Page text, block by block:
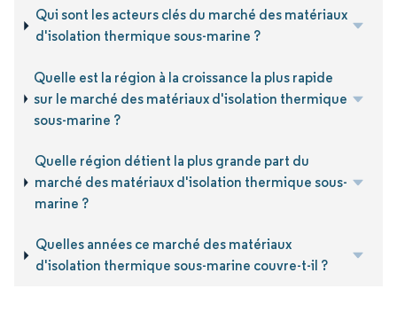
Qui sont les acteurs clés du marché des matériaux
d'isolation thermique sous-marine ?
Quelle est la région à la croissance la plus rapide
sur le marché des matériaux d'isolation thermique
sous-marine ?
Quelle région détient la plus grande part du
marché des matériaux d'isolation thermique sous-
marine ?
Quelles années ce marché des matériaux
d'isolation thermique sous-marine couvre-t-il ?